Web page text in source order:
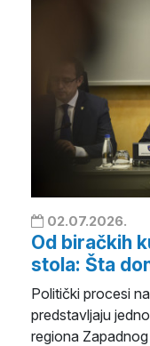
02.07.2026.
Od biračkih
stola: Šta
Politički procesi
predstavljaju
regiona